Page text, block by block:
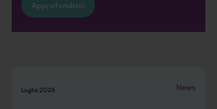
Approfondisci
Luglio 2026 News